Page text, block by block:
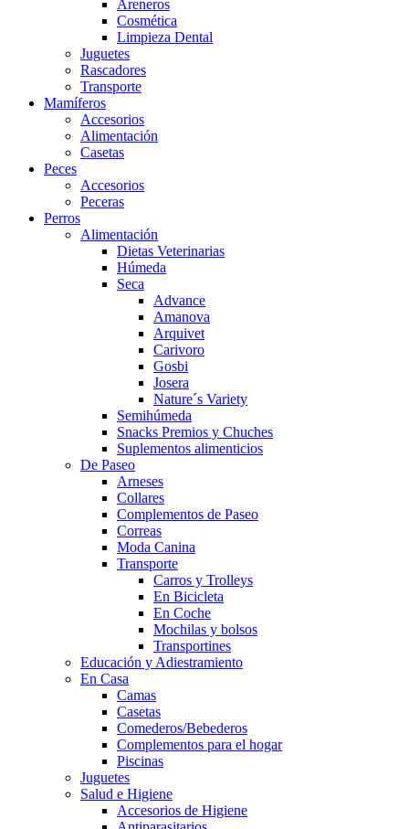
Areneros
Cosmética
Limpieza Dental
Juguetes
Rascadores
Transporte
Mamíferos
Accesorios
Alimentación
Casetas
Peces
Accesorios
Peceras
Perros
Alimentación
Dietas Veterinarias
Húmeda
Seca
Advance
Amanova
Arquivet
Carivoro
Gosbi
Josera
Nature´s Variety
Semihúmeda
Snacks Premios y Chuches
Suplementos alimenticios
De Paseo
Arneses
Collares
Complementos de Paseo
Correas
Moda Canina
Transporte
Carros y Trolleys
En Bicicleta
En Coche
Mochilas y bolsos
Transportines
Educación y Adiestramiento
En Casa
Camas
Casetas
Comederos/Bebederos
Complementos para el hogar
Piscinas
Juguetes
Salud e Higiene
Accesorios de Higiene